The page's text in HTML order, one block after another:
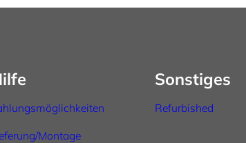
Montage
Sonstiges
Refurbished